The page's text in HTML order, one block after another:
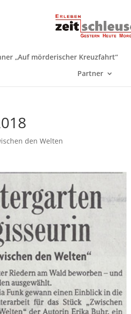
„Auf mörderischer Kreuzfahrt“
Partner
den Welten